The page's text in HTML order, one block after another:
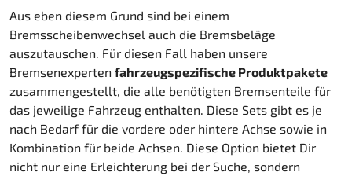
Aus eben diesem Grund sind bei einem
Bremsscheibenwechsel auch die Bremsbeläge
auszutauschen. Für diesen Fall haben unsere
Bremsenexperten fahrzeugspezifische Produktpakete
zusammengestellt, die alle benötigten Bremsenteile für
das jeweilige Fahrzeug enthalten. Diese Sets gibt es je
nach Bedarf für die vordere oder hintere Achse sowie in
Kombination für beide Achsen. Diese Option bietet Dir
nicht nur eine Erleichterung bei der Suche, sondern